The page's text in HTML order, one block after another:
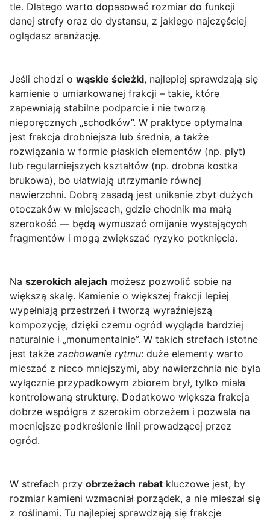
tle. Dlatego warto dopasować rozmiar do funkcji
danej strefy oraz do dystansu, z jakiego najczęściej
oglądasz aranżację.
Jeśli chodzi o wąskie ścieżki, najlepiej sprawdzają się
kamienie o umiarkowanej frakcji – takie, które
zapewniają stabilne podparcie i nie tworzą
nieporęcznych „schodków”. W praktyce optymalna
jest frakcja drobniejsza lub średnia, a także
rozwiązania w formie płaskich elementów (np. płyt)
lub regularniejszych kształtów (np. drobna kostka
brukowa), bo ułatwiają utrzymanie równej
nawierzchni. Dobrą zasadą jest unikanie zbyt dużych
otoczaków w miejscach, gdzie chodnik ma małą
szerokość — będą wymuszać omijanie wystających
fragmentów i mogą zwiększać ryzyko potknięcia.
Na szerokich alejach możesz pozwolić sobie na
większą skalę. Kamienie o większej frakcji lepiej
wypełniają przestrzeń i tworzą wyraźniejszą
kompozycję, dzięki czemu ogród wygląda bardziej
naturalnie i „monumentalnie”. W takich strefach istotne
jest także zachowanie rytmu: duże elementy warto
mieszać z nieco mniejszymi, aby nawierzchnia nie była
wyłącznie przypadkowym zbiorem brył, tylko miała
kontrolowaną strukturę. Dodatkowo większa frakcja
dobrze współgra z szerokim obrzeżem i pozwala na
mocniejsze podkreślenie linii prowadzącej przez
ogród.
W strefach przy obrzeżach rabat kluczowe jest, by
rozmiar kamieni wzmacniał porządek, a nie mieszał się
z roślinami. Tu najlepiej sprawdzają się frakcje